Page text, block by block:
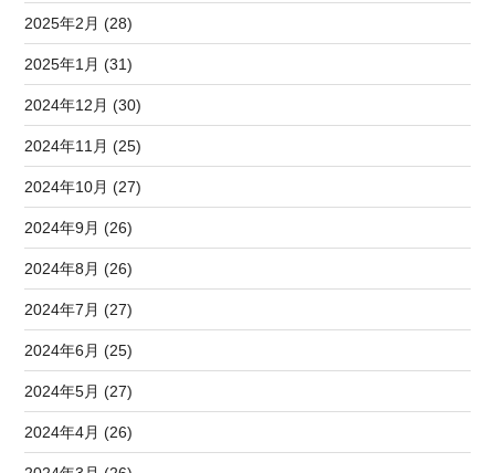
2025年2月 (28)
2025年1月 (31)
2024年12月 (30)
2024年11月 (25)
2024年10月 (27)
2024年9月 (26)
2024年8月 (26)
2024年7月 (27)
2024年6月 (25)
2024年5月 (27)
2024年4月 (26)